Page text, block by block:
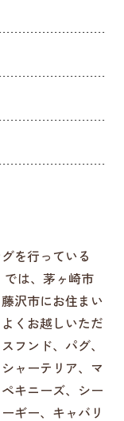
を行っている
では、茅ヶ崎市
沢市にお住まい
くお越しいただ
フンド、パグ、
ャーテリア、マ
キニーズ、シー
ギー、キャバリ